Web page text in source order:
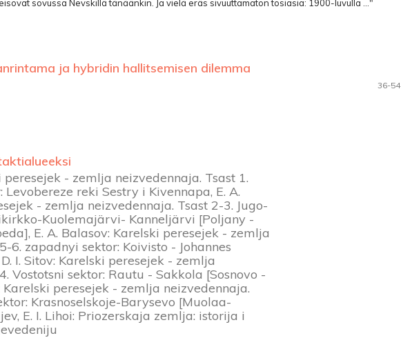
sovussa Nevskillä tänäänkin. Ja vielä eräs sivuuttamaton tosiasia: 1900-luvulla ..."
ja hybridin hallitsemisen dilemma
36-54
peresejek - zemlja neizvedennaja. Tsast 1.
Levobereze reki Sestry i Kivennapa, E. A.
- zemlja neizvedennaja. Tsast 2-3. Jugo-
Kuolemajärvi- Kanneljärvi [Poljany -
E. A. Balasov: Karelski peresejek - zemlja
6. zapadnyi sektor: Koivisto - Johannes
I. Sitov: Karelski peresejek - zemlja
Vostotsni sektor: Rautu - Sakkola [Sosnovo -
Karelski peresejek - zemlja neizvedennaja.
Krasnoselskoje-Barysevo [Muolaa-
E. I. Lihoi: Priozerskaja zemlja: istorija i